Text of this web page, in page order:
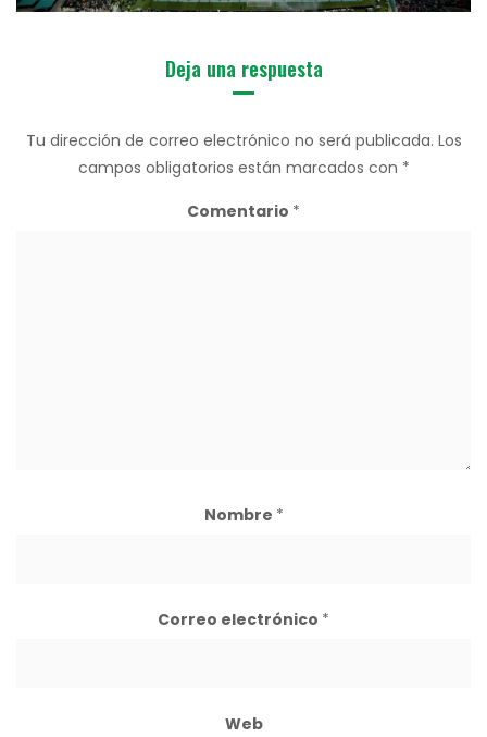
Deja una respuesta
Tu dirección de correo electrónico no será publicada. Los
campos obligatorios están marcados con *
Comentario *
Nombre *
Correo electrónico *
Web